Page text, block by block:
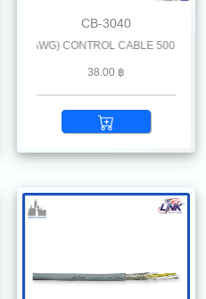
CB-3040
CONTROL CABLE 500 M. /Reel
38.00 ฿